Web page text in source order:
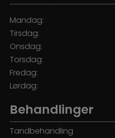
Mandag:
Tirsdag:
Onsdag:
Torsdag:
Fredag:
Lørdag:
Behandlinger
Tandbehandling